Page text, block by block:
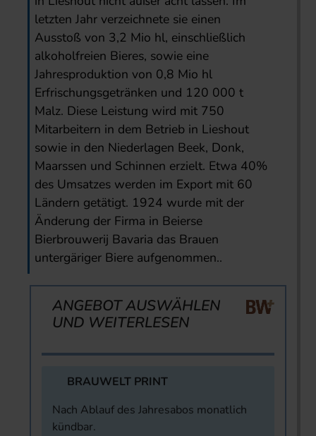
letzten Jahr verzeichnete sie einen
Ausstoß von 3,2 Mio hl, einschließlich
alkoholfreien Bieres, sowie eine
Jahresproduktion von 0,8 Mio hl
Erfrischungsgetränken und 120 000 t
Malz. Diese Leistung wird mit 750
Mitarbeitern in dem Betrieb in Lieshout
sowie in den Niederlagen Beek, Donk,
Maarssen und Schinnen erzielt. Etwa 40%
des Umsatzes werden im Export mit 60
Ländern getätigt. 1924 wurde mit der
Änderung der Firma in Beierse
Bierbrouwerij Bavaria das Brauen
untergäriger Biere aufgenommen..
ANGEBOT AUSWÄHLEN
UND WEITERLESEN
BRAUWELT PRINT
Nach Ablauf des Jahresabos monatlich
kündbar.